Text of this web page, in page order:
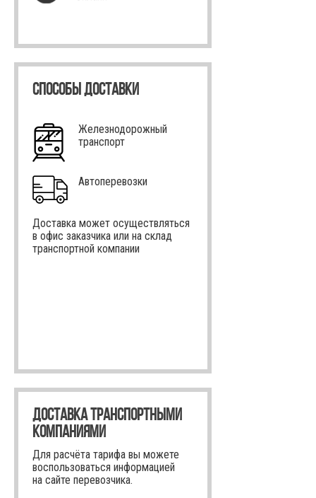
СПОСОБЫ ДОСТАВКИ
Железнодорожный
транспорт
Автоперевозки
Доставка может осуществляться
в офис заказчика или на склад
транспортной компании
ДОСТАВКА ТРАНСПОРТНЫМИ
КОМПАНИЯМИ
Для расчёта тарифа вы можете
воспользоваться информацией
на сайте перевозчика.